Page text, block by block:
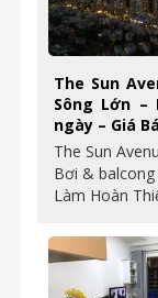
The Sun
Sông Lớn
ngày – Giá
The Sun
Bơi &
Làm Hoàn